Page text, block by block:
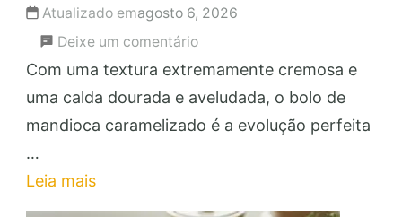
Atualizado emagosto 6, 2026
Deixe um comentárioem
Bolo
de
Mandioca
e
Com uma textura extremamente cremosa e
uma calda dourada e aveludada, o bolo de
mandioca caramelizado é a evolução perfeita
…
Leia mais